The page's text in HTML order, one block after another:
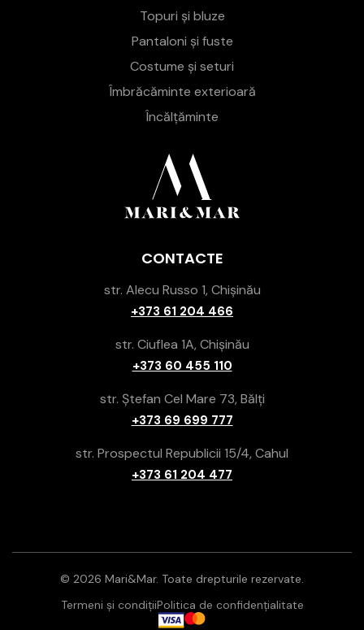
Topuri și bluze
Pantaloni și fuste
Costume și seturi
Îmbrăcăminte exterioară
Încălțăminte
CONTACTE
str. Alecu Russo 1, Chișinău
+373 61 204 466
str. Ciuflea 1A, Chișinău
+373 60 455 110
str. Ștefan Cel Mare 73, Bălți
+373 69 699 777
str. Prospectul Republicii 15/4, Cahul
+373 61 204 477
© 2026 Mari&Mar. Toate drepturile rezervate.
Termeni și condițiiPolitica de confidențialitate